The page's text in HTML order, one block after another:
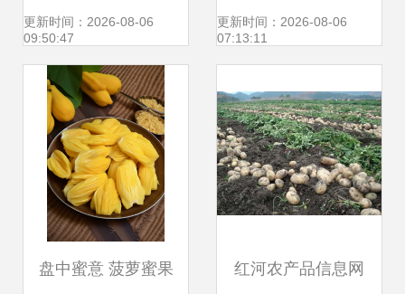
量安全县，现代农
业发展再上新台阶
更新时间：2026-08-06
09:50:47
产品打造品牌的八
更新时间：2026-08-06
07:13:11
盘中蜜意 菠萝蜜果 红河农产品信息网